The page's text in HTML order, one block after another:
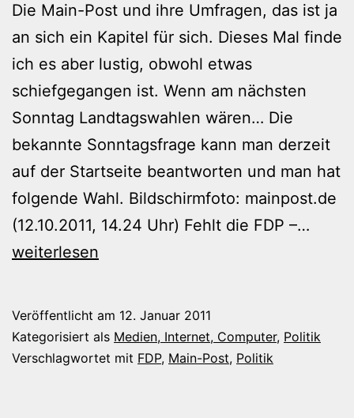
Die Main-Post und ihre Umfragen, das ist ja
an sich ein Kapitel für sich. Dieses Mal finde
ich es aber lustig, obwohl etwas
schiefgegangen ist. Wenn am nächsten
Sonntag Landtagswahlen wären… Die
bekannte Sonntagsfrage kann man derzeit
auf der Startseite beantworten und man hat
folgende Wahl. Bildschirmfoto: mainpost.de
(12.10.2011, 14.24 Uhr) Fehlt die FDP –…
nicht
weiterlesen
Veröffentlicht am 12. Januar 2011
Kategorisiert als Medien, Internet, Computer, Politik
Verschlagwortet mit FDP, Main-Post, Politik